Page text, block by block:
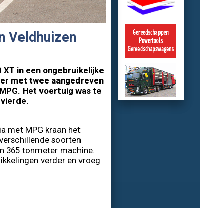
Veldhuizen
in een ongebruikelijke
met twee aangedreven
Het voertuig was te
met MPG kraan het
soorten
365 tonmeter machine.
verder en vroeg